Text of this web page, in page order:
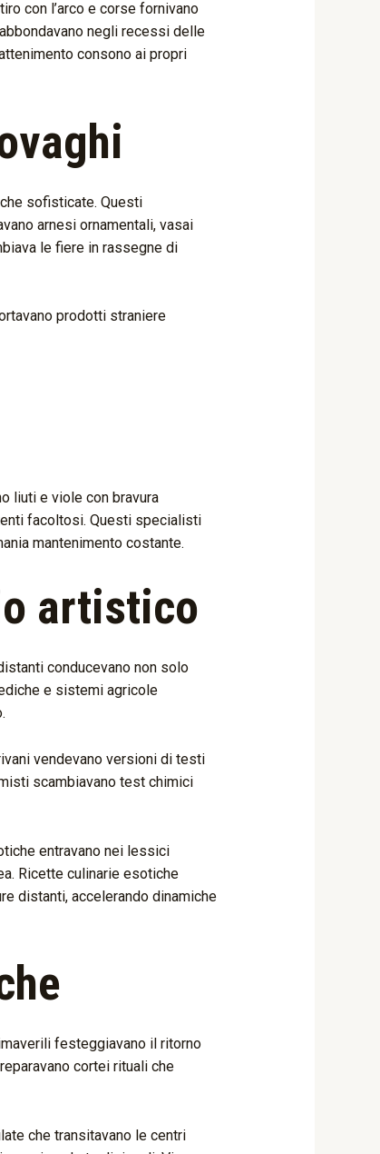
con l’arco e corse fornivano
negli recessi delle
consono ai propri
sofisticate. Questi
arnesi ornamentali, vasai
le fiere in rassegne di
prodotti straniere
liuti e viole con bravura
facoltosi. Questi specialisti
mantenimento costante.
artistico
conducevano non solo
e sistemi agricole
vendevano versioni di testi
scambiavano test chimici
entravano nei lessici
Ricette culinarie esotiche
distanti, accelerando dinamiche
festeggiavano il ritorno
cortei rituali che
che transitavano le centri